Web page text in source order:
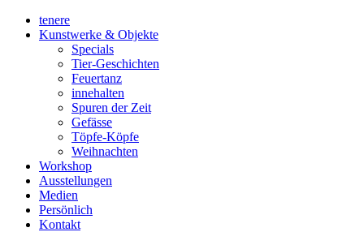
tenere
Kunstwerke & Objekte
Specials
Tier-Geschichten
Feuertanz
innehalten
Spuren der Zeit
Gefässe
Töpfe-Köpfe
Weihnachten
Workshop
Ausstellungen
Medien
Persönlich
Kontakt